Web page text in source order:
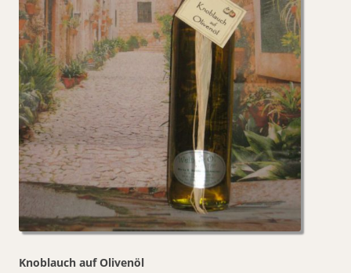
Knoblauch auf Olivenöl